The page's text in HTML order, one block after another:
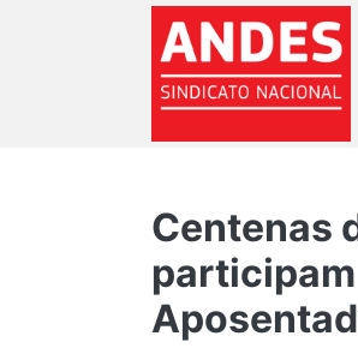
Centenas